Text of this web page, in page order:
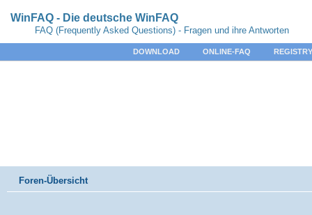
WinFAQ - Die deutsche WinFAQ
FAQ (Frequently Asked Questions) - Fragen und ihre Antworten
DOWNLOAD ONLINE-FAQ
Foren-Übersicht